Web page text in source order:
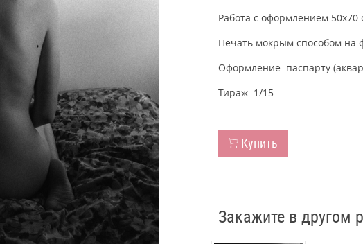
Работа с оформлением 50х70
Печать мокрым способом на
Оформление: паспарту
Тираж: 1/15
Купить
Закажите в другом